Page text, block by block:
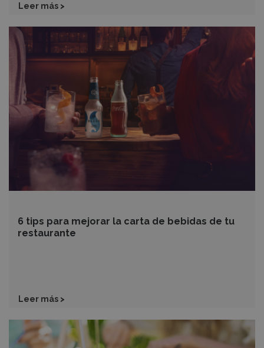
Leer más >
6 tips para mejorar la carta de bebidas de tu
restaurante
tips
mejorar
carta
restaurante
Leer más >
Ajusta